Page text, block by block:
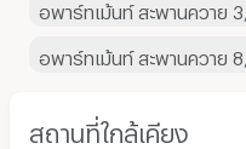
อพาร์ทเม้นท์ สะพานควาย
อพาร์ทเม้นท์ สะพานควาย
สถานที่ใกล้เคียง